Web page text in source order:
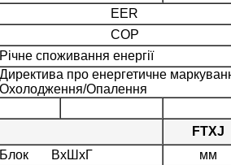
EER
COP
Річне споживання енергії
Директива про енергетичне
Охолодження/Опалення
FTXJ
Блок ВхШхГ
мм